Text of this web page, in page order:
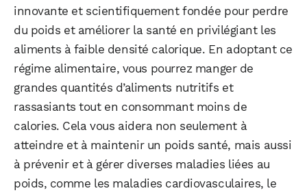
innovante et scientifiquement fondée pour perdre
du poids et améliorer la santé en privilégiant les
aliments à faible densité calorique. En adoptant ce
régime alimentaire, vous pourrez manger de
grandes quantités d’aliments nutritifs et
rassasiants tout en consommant moins de
calories. Cela vous aidera non seulement à
atteindre et à maintenir un poids santé, mais aussi
à prévenir et à gérer diverses maladies liées au
poids, comme les maladies cardiovasculaires, le